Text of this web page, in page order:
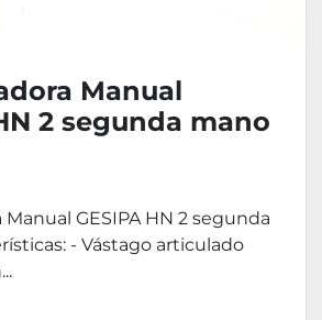
Manual
2 segunda mano
GESIPA HN 2 segunda
- Vástago articulado